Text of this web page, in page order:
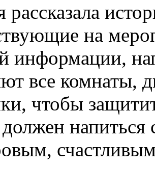
рассказала
на
информации,
все комнаты,
чтобы